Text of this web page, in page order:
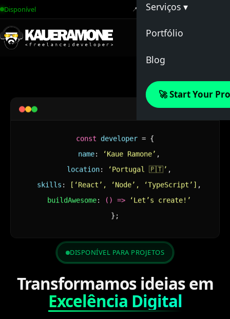
Disponível 📍 Portugal, UE ·CET
Serviços ▾
Desenvolvimento
Soluções SaaS
Apps Móveis
E-commerce
Consultoria
Portfólio
Blog
🚀 Start Your
DISPONÍVEL PARA PROJETOS
Transformamos ideias em
Excelência Digital
const developer
= {
‘Kaue Ramone’
location ‘Portugal 🇵🇹’
skills [‘React’, ‘Node’, ‘TypeScript’]
buildAwesome () => ‘Let’s create!’
};